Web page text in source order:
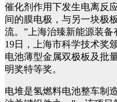
催化剂作用下发生电离反
间的膜电极，与另一块极
流。”上海治臻新能源装备
19日，上海市科学技术奖
电池薄型金属双极板及批
明奖特等奖。
电堆是氢燃料电池整车制